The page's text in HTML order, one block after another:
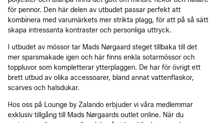
för pennor. Den här delen av utbudet passar perfekt att
kombinera med varumärkets mer strikta plagg, för att på så sätt
skapa intressanta kontraster och personliga uttryck.
I utbudet av mössor tar Mads Nørgaard steget tillbaka till det
mer sparsmakade igen och här finns enkla sotarmössor och
toppluvor som kompletterar ytterplaggen. De har för övrigt ett
brett utbud av olika accessoarer, bland annat vattenflaskor,
scarves och halsdukar.
Hos oss på Lounge by Zalando erbjuder vi våra medlemmar
exklusiv tillgång till Mads Nørgaards outlet online. När du